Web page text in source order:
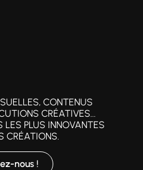
CONTENUS
CRÉATIVES...
LES PLUS INNOVANTES
CRÉATIONS.
nous !